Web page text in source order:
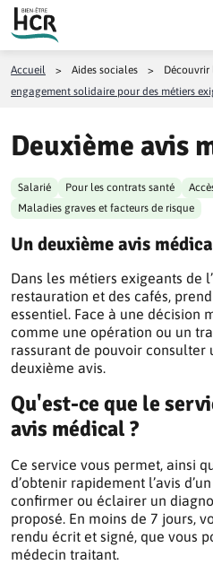
Aller au contenu
Accueil > Aides sociales >
engagement solidaire pour des métiers
Deuxième avis
Salarié Pour les contrats santé
Maladies graves et facteurs de risque
Un deuxième avis
Dans les métiers exigeants de
restauration et des cafés,
essentiel. Face à une décision
comme une opération ou un
rassurant de pouvoir consulter
deuxième avis.
Qu'est-ce que le
avis médical ?
Ce service vous permet, ainsi
d’obtenir rapidement l’avis
confirmer ou éclairer un
proposé. En moins de 7 jours,
rendu écrit et signé, que vous
médecin traitant.